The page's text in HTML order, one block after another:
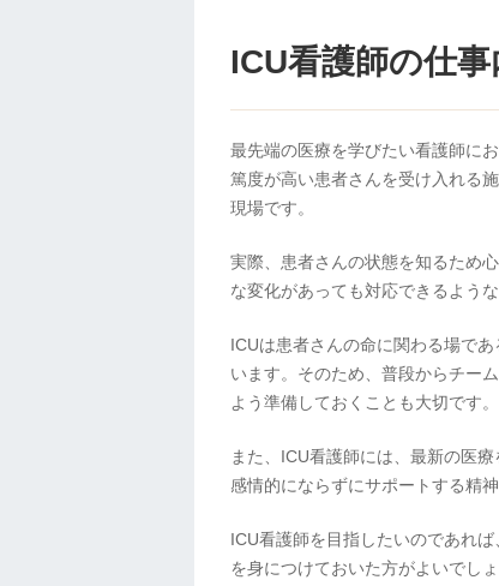
ICU看護師の仕
最先端の医療を学びたい看護師に
篤度が高い患者さんを受け入れる
現場です。
実際、患者さんの状態を知るため
な変化があっても対応できるよう
ICUは患者さんの命に関わる場で
います。そのため、普段からチー
よう準備しておくことも大切です。
また、ICU看護師には、最新の医
感情的にならずにサポートする精
ICU看護師を目指したいのであれ
を身につけておいた方がよいでし